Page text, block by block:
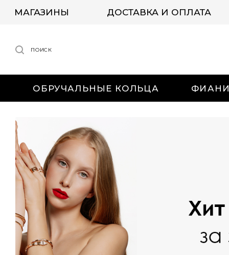
МАГАЗИНЫ ДОСТАВКА И ОПЛАТА
ПОИСК
ОБРУЧАЛЬНЫЕ КОЛЬЦА